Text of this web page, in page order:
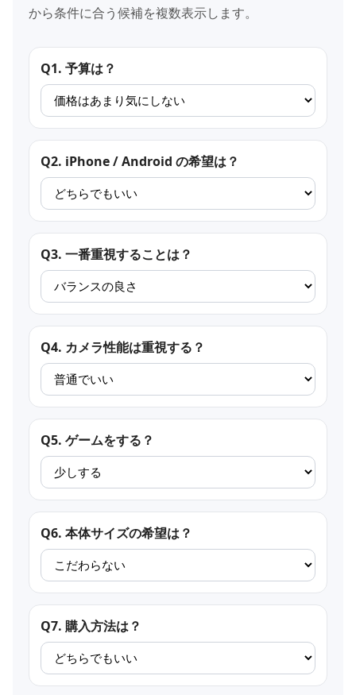
から条件に合う候補を複数表示します。
Q1. 予算は？
Q2. iPhone / Android の希望は？
Q3. 一番重視することは？
Q4. カメラ性能は重視する？
Q5. ゲームをする？
Q6. 本体サイズの希望は？
Q7. 購入方法は？